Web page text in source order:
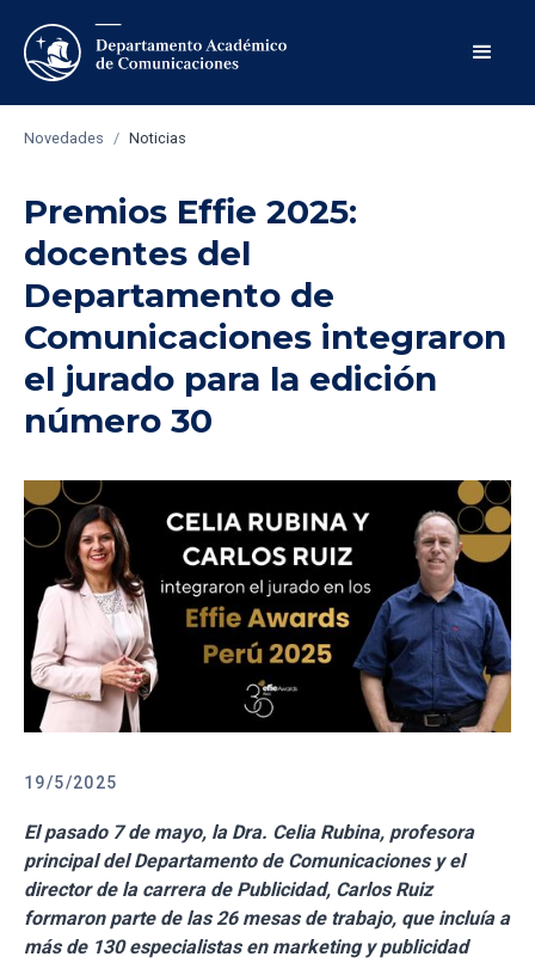
Novedades / Noticias
Premios Effie 2025:
docentes del
Departamento de
Comunicaciones integraron
el jurado para la edición
número 30
19/5/2025
El pasado 7 de mayo, la Dra. Celia Rubina, profesora
principal del Departamento de Comunicaciones y el
director de la carrera de Publicidad, Carlos Ruiz
formaron parte de las 26 mesas de trabajo, que incluía a
más de 130 especialistas en marketing y publicidad